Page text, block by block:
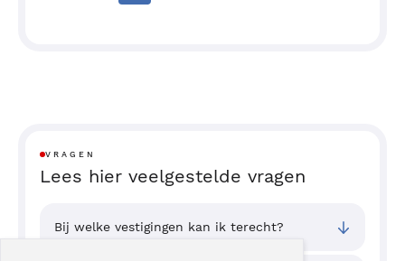
VRAGEN
Lees hier veelgestelde vragen
Bij welke vestigingen kan ik terecht?